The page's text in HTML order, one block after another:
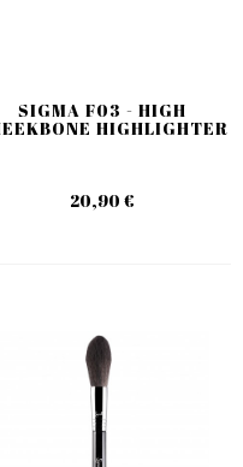
SIGMA F03 - HIGH
HIGHLIGHTER
20,90 €